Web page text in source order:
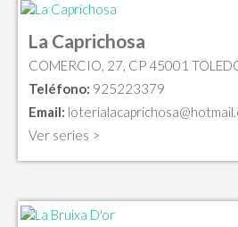
La Caprichosa
COMERCIO, 27, CP 45001
Teléfono: 925223379
Email:
Ver series >